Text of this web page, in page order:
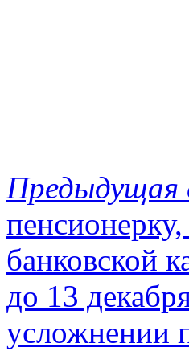
Предыдущая
банковской
до 13
усложнении